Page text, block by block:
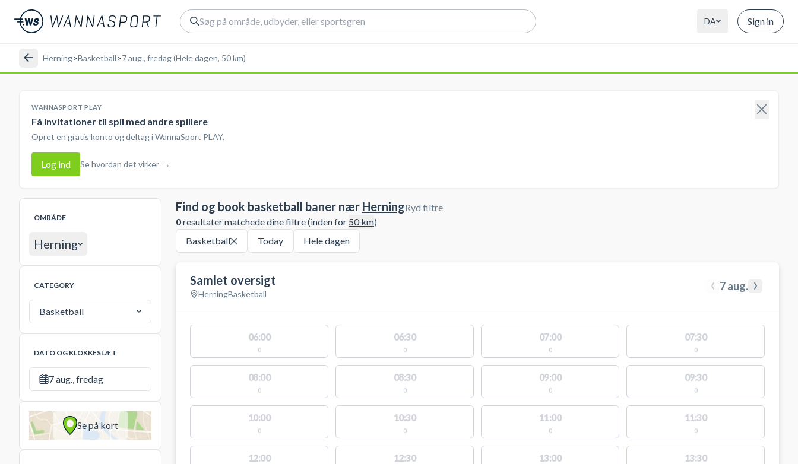
DA Sign in
Herning>Basketball>7 aug., fredag (Hele dagen, 50 km)
WANNASPORT PLAY
Få invitationer til spil med andre spillere
Opret en gratis konto og deltag i WannaSport PLAY.
Log ind Se hvordan det virker →
OMRÅDE
Herning
CATEGORY
Basketball
DATO OG KLOKKESLÆT
7 aug., fredag
Se på kort
Find og book basketball baner nær Herning
0resultater matchede dine filtre (inden for 50km)
Ryd filtre
Basketball Today Hele dagen
Samlet oversigt
HerningBasketball ‹ 7 aug. ›
06:00
0
06:30
0
07:00
0
07:30
0
08:00
0
08:30
0
09:00
0
09:30
0
10:00
0
10:30
0
11:00
0
11:30
0
12:00 12:30 13:00 13:30